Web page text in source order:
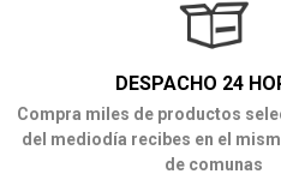
DESPACHO 24
Compra miles de productos
del mediodía recibes en el
de comunas